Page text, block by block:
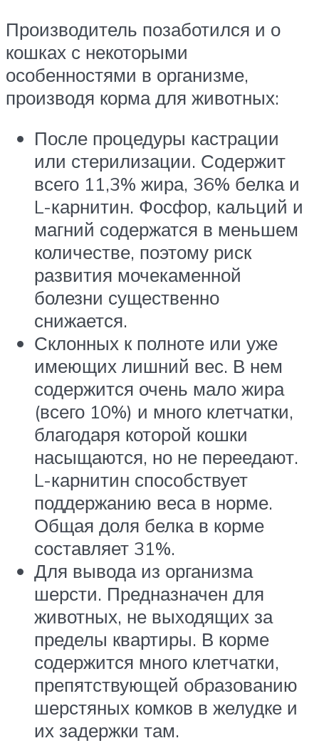
Производитель позаботился и о
кошках с некоторыми
особенностями в организме,
производя корма для животных:
После процедуры кастрации
или стерилизации. Содержит
всего 11,3% жира, 36% белка и
L-карнитин. Фосфор, кальций и
магний содержатся в меньшем
количестве, поэтому риск
развития мочекаменной
болезни существенно
снижается.
Склонных к полноте или уже
имеющих лишний вес. В нем
содержится очень мало жира
(всего 10%) и много клетчатки,
благодаря которой кошки
насыщаются, но не переедают.
L-карнитин способствует
поддержанию веса в норме.
Общая доля белка в корме
составляет 31%.
Для вывода из организма
шерсти. Предназначен для
животных, не выходящих за
пределы квартиры. В корме
содержится много клетчатки,
препятствующей образованию
шерстяных комков в желудке и
их задержки там.